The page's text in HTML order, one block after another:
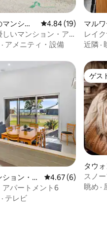
ンショ
レビュー19件、5
4.84 (19)
いマンション・ア
· アメニティ・設備
マル
アパ
レイ
近隣 ·
ョン・ア
レビュー6件、5
4.67 (6)
アパートメント6
· テレビ
ゲス
ゲス
タウ
ン・
スノ
焚き
眺め ·